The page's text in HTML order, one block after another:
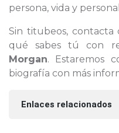
persona, vida y
Sin titubeos, contacta
qué sabes tú con
Morgan. Estaremos
biografía con más
Enlaces relacionados